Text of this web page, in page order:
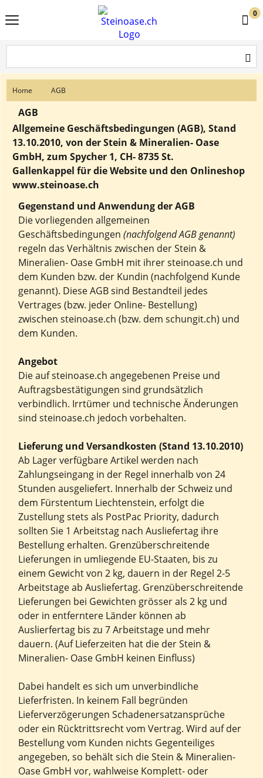
0
Home AGB
AGB
Allgemeine Geschäftsbedingungen (AGB), Stand
13.10.2010, von der Stein & Mineralien- Oase
GmbH, zum Spycher 1, CH- 8735 St.
Gallenkappel für die Website und den Onlineshop
www.steinoase.ch
Gegenstand und Anwendung der AGB
Die vorliegenden allgemeinen
Geschäftsbedingungen (nachfolgend AGB genannt)
regeln das Verhältnis zwischen der Stein &
Mineralien- Oase GmbH mit ihrer steinoase.ch und
dem Kunden bzw. der Kundin (nachfolgend Kunde
genannt). Diese AGB sind Bestandteil jedes
Vertrages (bzw. jeder Online- Bestellung)
zwischen steinoase.ch (bzw. dem schungit.ch) und
dem Kunden.
Angebot
Die auf steinoase.ch angegebenen Preise und
Auftragsbestätigungen sind grundsätzlich
verbindlich. Irrtümer und technische Änderungen
sind steinoase.ch jedoch vorbehalten.
Lieferung und Versandkosten (Stand 13.10.2010)
Ab Lager verfügbare Artikel werden nach
Zahlungseingang in der Regel innerhalb von 24
Stunden ausgeliefert. Innerhalb der Schweiz und
dem Fürstentum Liechtenstein, erfolgt die
Zustellung stets als PostPac Priority, dadurch
sollten Sie 1 Arbeitstag nach Ausliefertag ihre
Bestellung erhalten. Grenzüberschreitende
Lieferungen in umliegende EU-Staaten, bis zu
einem Gewicht von 2 kg, dauern in der Regel 2-5
Arbeitstage ab Ausliefertag. Grenzüberschreitende
Lieferungen bei Gewichten grösser als 2 kg und
oder in entferntere Länder können ab
Auslierfertag bis zu 7 Arbeitstage und mehr
dauern. (Auf Lieferzeiten hat die der Stein &
Mineralien- Oase GmbH keinen Einfluss)
Dabei handelt es sich um unverbindliche
Lieferfristen. In keinem Fall begründen
Lieferverzögerungen Schadenersatzansprüche
oder ein Rücktrittsrecht vom Vertrag. Wird auf der
Bestellung vom Kunden nichts Gegenteiliges
angegeben, so behält sich die Stein & Mineralien-
Oase GmbH vor, wahlweise Komplett- oder